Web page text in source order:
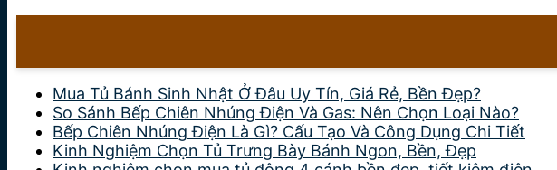
Mua Tủ Bánh Sinh Nhật Ở Đâu Uy Tín, Giá Rẻ, Bền Đẹp?
So Sánh Bếp Chiên Nhúng Điện Và Gas: Nên Chọn Loại Nào?
Bếp Chiên Nhúng Điện Là Gì? Cấu Tạo Và Công Dụng Chi Tiết
Kinh Nghiệm Chọn Tủ Trưng Bày Bánh Ngon, Bền, Đẹp